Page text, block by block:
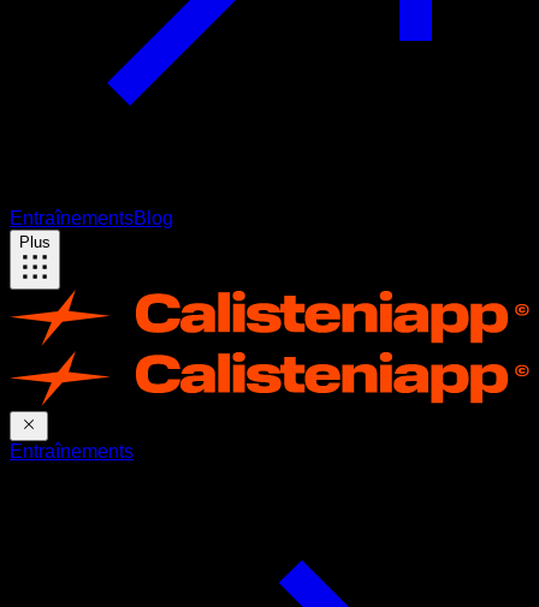
EntraînementsBlog
Plus
Entraînements